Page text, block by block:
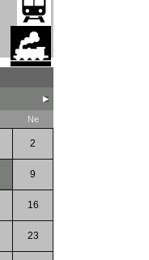
Ne
2
9
16
23